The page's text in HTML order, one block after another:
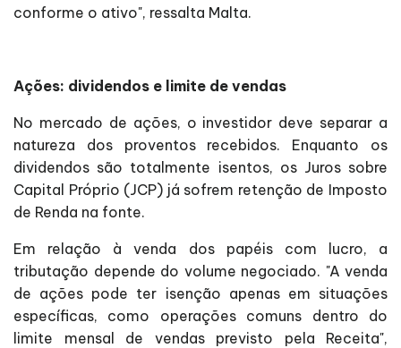
conforme o ativo", ressalta Malta.
Ações: dividendos e limite de vendas
No mercado de ações, o investidor deve separar a
natureza dos proventos recebidos. Enquanto os
dividendos são totalmente isentos, os Juros sobre
Capital Próprio (JCP) já sofrem retenção de Imposto
de Renda na fonte.
Em relação à venda dos papéis com lucro, a
tributação depende do volume negociado. "A venda
de ações pode ter isenção apenas em situações
específicas, como operações comuns dentro do
limite mensal de vendas previsto pela Receita",